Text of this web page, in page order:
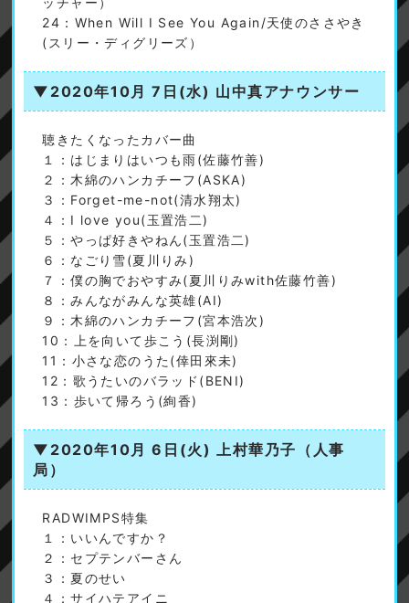
24：When Will I See You Again/天使のささやき
(スリー・ディグリーズ）
▼2020年10月 7日(水) 山中真アナウンサー
聴きたくなったカバー曲
１：はじまりはいつも雨(佐藤竹善)
２：木綿のハンカチーフ(ASKA)
３：Forget-me-not(清水翔太)
４：I love you(玉置浩二)
５：やっぱ好きやねん(玉置浩二)
６：なごり雪(夏川りみ)
７：僕の胸でおやすみ(夏川りみwith佐藤竹善)
８：みんながみんな英雄(AI)
９：木綿のハンカチーフ(宮本浩次)
10：上を向いて歩こう(長渕剛)
11：小さな恋のうた(倖田來未)
12：歌うたいのバラッド(BENI)
13：歩いて帰ろう(絢香)
▼2020年10月 6日(火) 上村華乃子（人事
局）
RADWIMPS特集
１：いいんですか？
２：セプテンバーさん
３：夏のせい
４：サイハテアイニ